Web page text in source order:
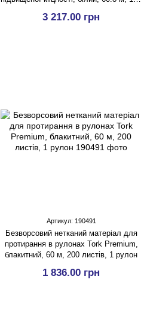
3 217.00 грн
Артикул: 190491
Безворсовий нетканий матеріал для
протирання в рулонах Tork Premium,
блакитний, 60 м, 200 листів, 1 рулон
1 836.00 грн